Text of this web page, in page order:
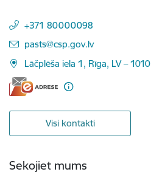
+371 80000098
E-pasts:
pasts@csp.gov.lv
Lāčplēša iela 1, Rīga, LV – 1010
Visi kontakti
Sekojiet mums